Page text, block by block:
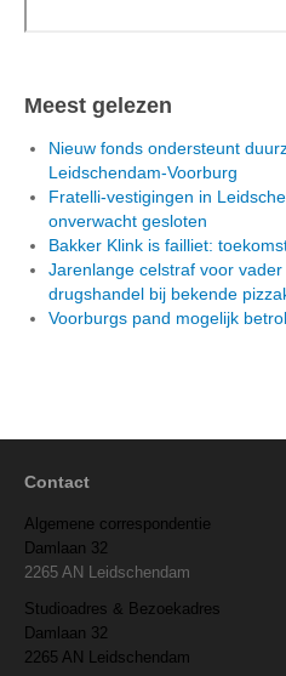
Meest gelezen
Nieuw fonds ondersteunt
Leidschendam-Voorburg
Fratelli-vestigingen in
onverwacht gesloten
Bakker Klink is failliet:
Jarenlange celstraf voor
drugshandel bij bekende
Voorburgs pand mogelijk
Contact
Algemene correspondentie
Damlaan 32
2265 AN Leidschendam
Studioadres & Bezoekadres
Damlaan 32
2265 AN Leidschendam